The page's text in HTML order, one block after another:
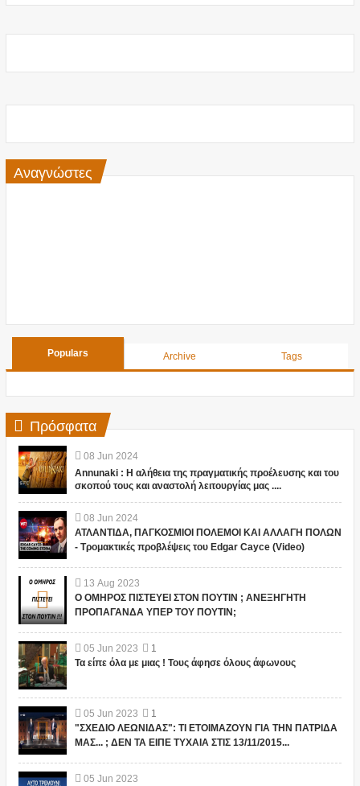
Αναγνώστες
Populars Archive Tags
Πρόσφατα
08 Jun 2024
Annunaki : Η αλήθεια της πραγματικής προέλευσης και του
σκοπού τους και αναστολή λειτουργίας μας ....
08 Jun 2024
ΑΤΛΑΝΤΙΔΑ, ΠΑΓΚΟΣΜΙΟΙ ΠΟΛΕΜΟΙ ΚΑΙ ΑΛΛΑΓΗ ΠΟΛΩΝ
- Τρομακτικές προβλέψεις του Edgar Cayce (Video)
13 Aug 2023
Ο ΟΜΗΡΟΣ ΠΙΣΤΕΥΕΙ ΣΤΟΝ ΠΟΥΤΙΝ ; ΑΝΕΞΗΓΗΤΗ
ΠΡΟΠΑΓΑΝΔΑ ΥΠΕΡ ΤΟΥ ΠΟΥΤΙΝ;
05 Jun 2023
1
Τα είπε όλα με μιας ! Τους άφησε όλους άφωνους
05 Jun 2023
1
"ΣΧΕΔΙΟ ΛΕΩΝΙΔΑΣ": ΤΙ ΕΤΟΙΜΑΖΟΥΝ ΓΙΑ ΤΗΝ ΠΑΤΡΙΔΑ
ΜΑΣ... ; ΔΕΝ ΤΑ ΕΙΠΕ ΤΥΧΑΙΑ ΣΤΙΣ 13/11/2015...
05 Jun 2023